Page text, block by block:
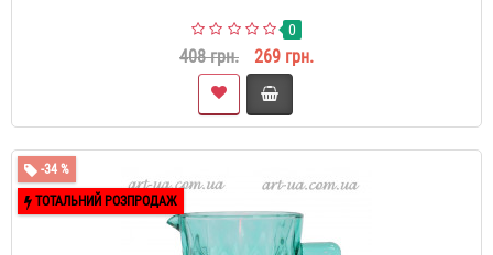
0
408 грн. 269 грн.
-34 %
ТОТАЛЬНИЙ РОЗПРОДАЖ